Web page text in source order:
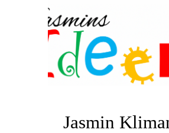
Jasmin